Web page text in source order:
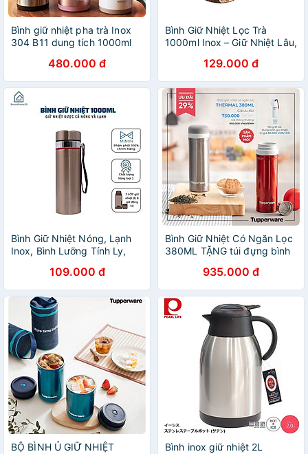
Bình giữ nhiệt pha trà Inox
304 B11 dung tích 1000ml
480.000 đ
Bình Giữ Nhiệt Lọc Trà
1000ml Inox – Giữ Nhiệt Lâu,
Nóng Và Lạnh - HÀNG
CHÍNH HÃNG MINIIN
129.000 đ
Bình Giữ Nhiệt Nóng, Lạnh
Inox, Bình Lưỡng Tính Ly,
1000ml 2 Lớp, Có Tấm Lọc,
Giữ Nhiệt Lên Đến 8 Tiếng -
Hàng Chính Hãng MINIIN
109.000 đ
Bình Giữ Nhiệt Có Ngăn Lọc
380ML TẶNG túi đựng bình
935.000 đ
BỘ BÌNH Ủ GIỮ NHIỆT Bình inox giữ nhiệt 2L